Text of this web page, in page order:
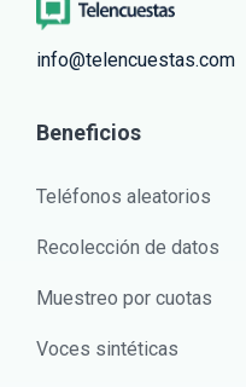
info@telencuestas.com
Beneficios
Teléfonos aleatorios
Recolección de datos
Muestreo por cuotas
Voces sintéticas